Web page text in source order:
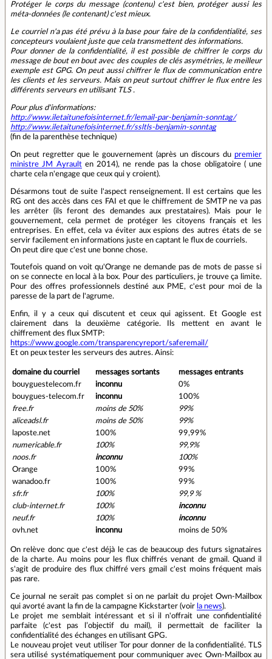
Protéger le corps du message (contenu) c'est bien, protéger aussi les
méta-données (le contenant) c'est mieux.
Le courriel n'a pas été prévu à la base pour faire de la confidentialité, ses
concepteurs voulaient juste que cela transmettent des informations.
Pour donner de la confidentialité, il est possible de chiffrer le corps du
message de bout en bout avec des couples de clés asymétries, le meilleur
exemple est GPG. On peut aussi chiffrer le flux de communication entre
les clients et les serveurs. Mais on peut surtout chiffrer le flux entre les
différents serveurs en utilisant TLS .
Pour plus d'informations:
http://www.iletaitunefoisinternet.fr/lemail-par-benjamin-sonntag/
http://www.iletaitunefoisinternet.fr/ssltls-benjamin-sonntag
(fin de la parenthèse technique)
On peut regretter que le gouvernement (après un discours du premier
ministre JM Ayraulten 2014), ne rende pas la chose obligatoire ( une
charte cela n'engage que ceux qui y croient).
Désarmons tout de suite l'aspect renseignement. Il est certains que les
RG ont des accès dans ces FAI et que le chiffrement de SMTP ne va pas
les arrêter (ils feront des demandes aux prestataires). Mais pour le
gouvernement, cela permet de protéger les citoyens français et les
entreprises. En effet, cela va éviter aux espions des autres états de se
servir facilement en informations juste en captant le flux de courriels.
On peut dire que c'est une bonne chose.
Toutefois quand on voit qu'Orange ne demande pas de mots de passe si
on se connecte en local à la box. Pour des particuliers, je trouve ça limite.
Pour des offres professionnels destiné aux PME, c'est pour moi de la
paresse de la part de l'agrume.
Enfin, il y a ceux qui discutent et ceux qui agissent. Et Google est
clairement dans la deuxième catégorie. Ils mettent en avant le
chiffrement des flux SMTP:
https://www.google.com/transparencyreport/saferemail/
Et on peux tester les serveurs des autres. Ainsi:
domaine du courriel messages sortants
messages entrants
bouyguestelecom.fr
inconnu
0%
bouygues-telecom.fr
inconnu
100%
free.fr
moins de 50%
99%
aliceadsl.fr
moins de 50%
99%
laposte.net
100%
99,99%
numericable.fr
100%
99,9%
noos.fr
inconnu
100%
Orange
100%
99%
wanadoo.fr
100%
99%
sfr.fr
100%
99,9 %
club-internet.fr
100%
inconnu
neuf.fr
100%
inconnu
ovh.net
inconnu moins de 50%
On relève donc que c'est déjà le cas de beaucoup des futurs signataires
de la charte. Au moins pour les flux chiffrés venant de gmail. Quand il
s'agit de produire des flux chiffré vers gmail c'est moins fréquent mais
pas rare.
Ce journal ne serait pas complet si on ne parlait du projet Own-Mailbox
qui avorté avant la fin de la campagne Kickstarter (voir la news).
Le projet me semblait intéressant et si il n'offrait une confidentialité
parfaite (c'est pas l’objectif du mail), il permettait de faciliter la
confidentialité des échanges en utilisant GPG.
Le nouveau projet veut utiliser Tor pour donner de la confidentialité. TLS
sera utilisé systématiquement pour communiquer avec Own-Mailbox au